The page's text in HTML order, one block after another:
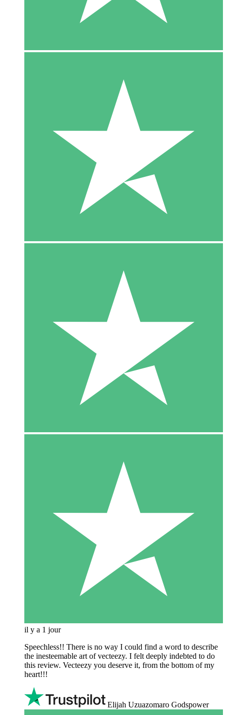
il y a 1 jour
Speechless!! There is no way I could find a word to describe
the inesteemable art of vecteezy. I felt deeply indebted to do
this review. Vecteezy you deserve it, from the bottom of my
heart!!!
Elijah Uzuazomaro Godspower